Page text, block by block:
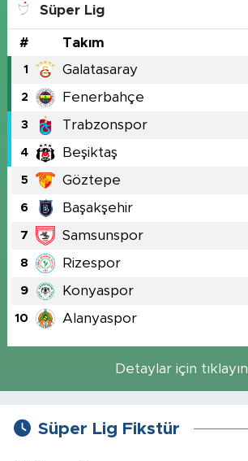
Süper Lig
# Takım
1 Galatasaray
2 Fenerbahçe
3 Trabzonspor
4 Beşiktaş
5 Göztepe
6 Başakşehir
7 Samsunspor
8 Rizespor
9 Konyaspor
10 Alanyaspor
Detaylar için tıklayın
Süper Lig Fikstür